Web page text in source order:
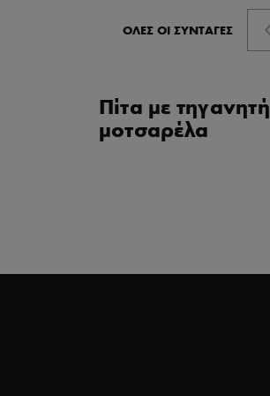
ΌΛΕΣ ΟΙ ΣΥΝΤΑΓΈΣ
Πίτα με τηγανητή
μοτσαρέλα